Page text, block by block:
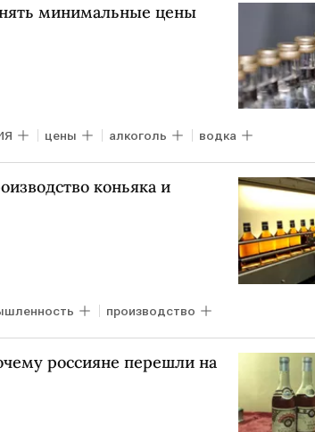
минимальные цены
цены алкоголь водка
коньяка и
производство
россияне перешли на